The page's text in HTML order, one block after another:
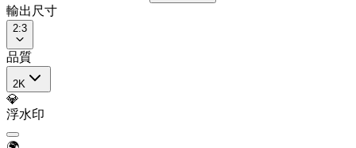
輸出尺寸
2:3
品質
2K
💎
浮水印